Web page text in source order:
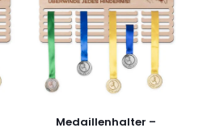
Medaillenhalter –